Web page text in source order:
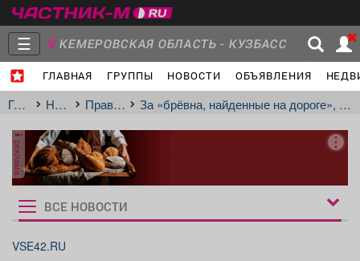
☰ КЕМЕРОВСКАЯ ОБЛАСТЬ - КУЗБАСС
ГЛАВНАЯ ГРУППЫ НОВОСТИ ОБЪЯВЛЕНИЯ
Главная
Группы
Объявления Недвижимость Услуги
ГлавнаяНовостиПраво и закон За «брёвна, найденные на дороге», кузбассовцу грозит до 7 лет колонии
реклама
Рукбрики
новостей
ВСЕ НОВОСТИ
VSE42.RU